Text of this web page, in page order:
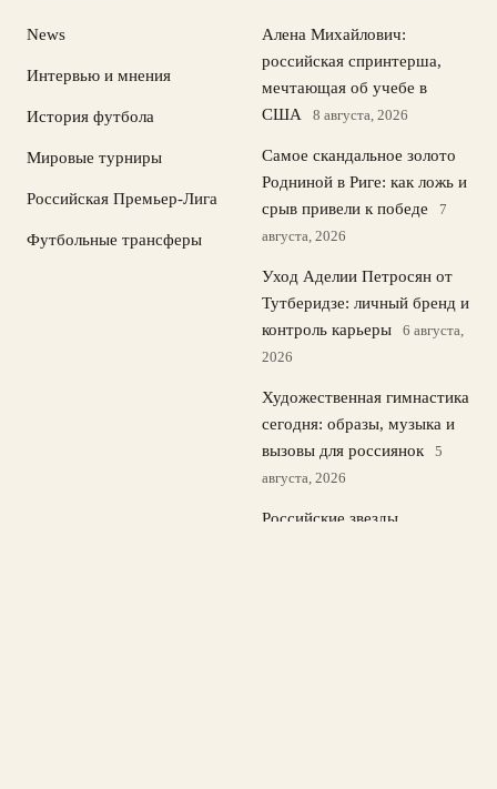
News
Интервью и мнения
История футбола
Мировые турниры
Российская Премьер-Лига
Футбольные трансферы
Алена Михайлович:
российская спринтерша,
мечтающая об учебе в
США
8 августа, 2026
Самое скандальное золото
Родниной в Риге: как ложь и
срыв привели к победе
7
августа, 2026
Уход Аделии Петросян от
Тутберидзе: личный бренд и
контроль карьеры
6 августа,
2026
Художественная гимнастика
сегодня: образы, музыка и
вызовы для россиянок
5
августа, 2026
Российские звезды